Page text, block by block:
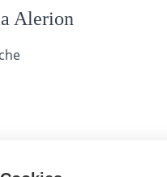
Alerion